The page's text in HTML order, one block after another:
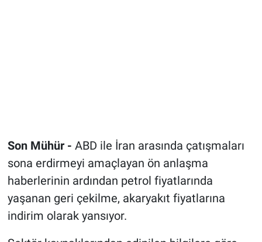
Son Mühür - ABD ile İran arasında çatışmaları
sona erdirmeyi amaçlayan ön anlaşma
haberlerinin ardından petrol fiyatlarında
yaşanan geri çekilme, akaryakıt fiyatlarına
indirim olarak yansıyor.